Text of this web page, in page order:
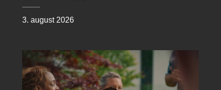
3. august 2026